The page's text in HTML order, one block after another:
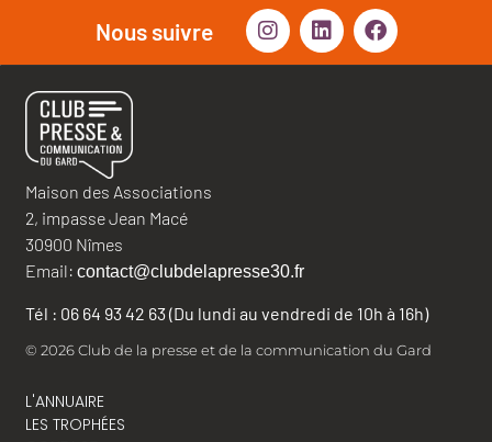
Nous suivre
Maison des Associations
2, impasse Jean Macé
30900 Nîmes
Email: contact@clubdelapresse30.fr
Tél : 06 64 93 42 63 (Du lundi au vendredi de 10h à 16h)
© 2026 Club de la presse et de la communication du Gard
L'ANNUAIRE
LES TROPHÉES